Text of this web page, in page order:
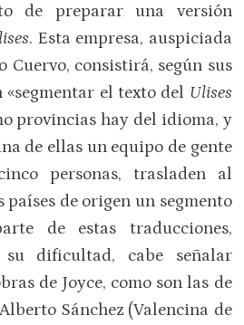
de preparar una versión
. Esta empresa, auspiciada
consistirá, según sus
el texto del Ulises
provincias hay del idioma, y
de ellas un equipo de gente
personas, trasladen al
países de origen un segmento
de estas traducciones,
su dificultad, cabe señalar
de Joyce, como son las de
Sánchez (Valencina de